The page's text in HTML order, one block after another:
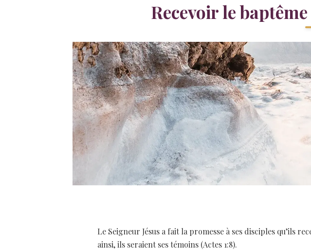
Recevoir le
Le Seigneur Jésus a fait la promesse à ses disciples qu’ils
ainsi, ils seraient ses témoins (Actes 1:8).